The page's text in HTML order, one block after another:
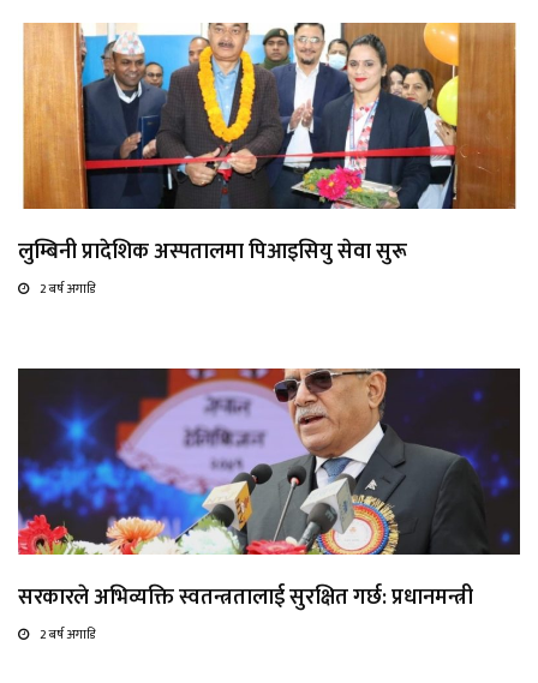
लुम्बिनी प्रादेशिक अस्पतालमा पिआइसियु सेवा सुरू
2 बर्ष अगाडि
सरकारले अभिव्यक्ति स्वतन्त्रतालाई सुरक्षित गर्छ: प्रधानमन्त्री
2 बर्ष अगाडि